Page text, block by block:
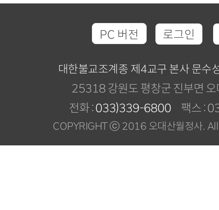
PC 버전 로그인
대한불교조계종 제4교구 본사 문수
25318 강원도 평창군 진부면
전화 :033)339-6800 팩스 :
COPYRIGHT ⓒ 2016 오대산월정사.